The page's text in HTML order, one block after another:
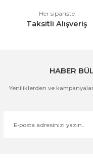
Her siparişte
Taksitli Alışveriş
HABER
Yeniliklerden ve